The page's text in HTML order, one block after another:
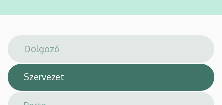
hely